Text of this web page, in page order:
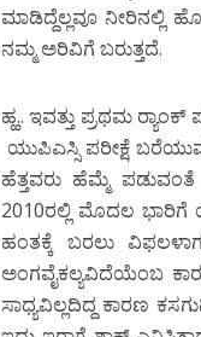
ಮಾಡಿದ್ದೆಲ್ಲವೂ ನೀರಿನಲ್ಲಿ
ನಮ್ಮ ಅರಿವಿಗೆ ಬರುತ್ತದೆ.
ಹ್ಹ.. ಇವತ್ತು ಪ್ರಥಮ
ಯುಪಿಎಸ್ಸಿ ಪರೀಕ್ಷೆ
ಹೆತ್ತವರು ಹೆಮ್ಮೆ
2010ರಲ್ಲಿ ಮೊದಲ ಭಾರಿಗೆ
ಹಂತಕ್ಕೆ ಬರಲು
ಅಂಗವೈಕಲ್ಯವಿದೆಯೆಂಬ
ಸಾಧ್ಯವಿಲ್ಲದಿದ್ದ ಕಾರಣ